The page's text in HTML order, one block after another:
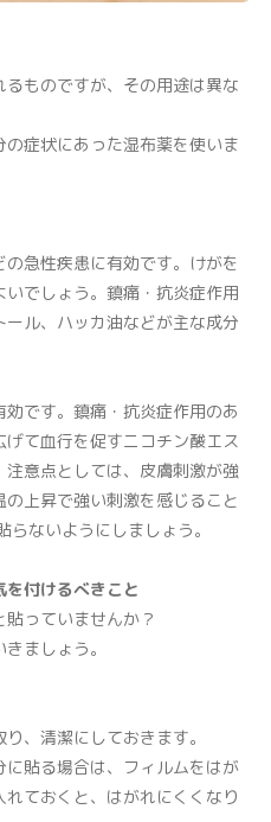
ものですが、その用途は異な
症状にあった湿布薬を使いま
急性疾患に有効です。けがを
でしょう。鎮痛・抗炎症作用
ル、ハッカ油などが主な成分
です。鎮痛・抗炎症作用のあ
て血行を促すニコチン酸エス
意点としては、皮膚刺激が強
上昇で強い刺激を感じること
ないようにしましょう。
付けるべきこと
っていませんか？
ましょう。
、清潔にしておきます。
貼る場合は、フィルムをはが
ておくと、はがれにくくなり